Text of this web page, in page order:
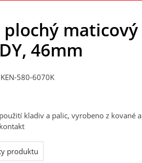
plochý
46mm
580-6070K
kladiv a palic, vyrobeno z kované
produktu